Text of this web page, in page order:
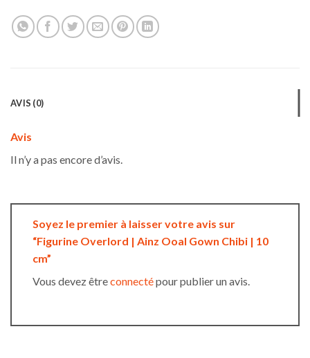
AVIS (0)
Avis
Il n’y a pas encore d’avis.
Soyez le premier à laisser votre avis sur
“Figurine Overlord | Ainz Ooal Gown Chibi | 10
cm”
Vous devez êtreconnectépour publier un avis.